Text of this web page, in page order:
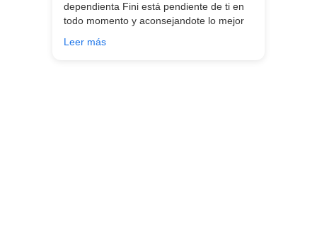
dependienta Fini está pendiente de ti en
todo momento y aconsejandote lo mejor
buscando!!
Leer más